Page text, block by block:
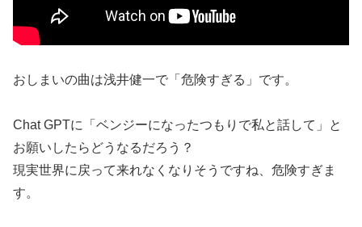
おしまいの曲は浅井健一で「危険すぎる」です。
Chat GPTに「ベンジーになったつもりで私と話して」と
お願いしたらどうなるだろう？
現実世界に戻って来れなくなりそうですね、危険すぎま
す。